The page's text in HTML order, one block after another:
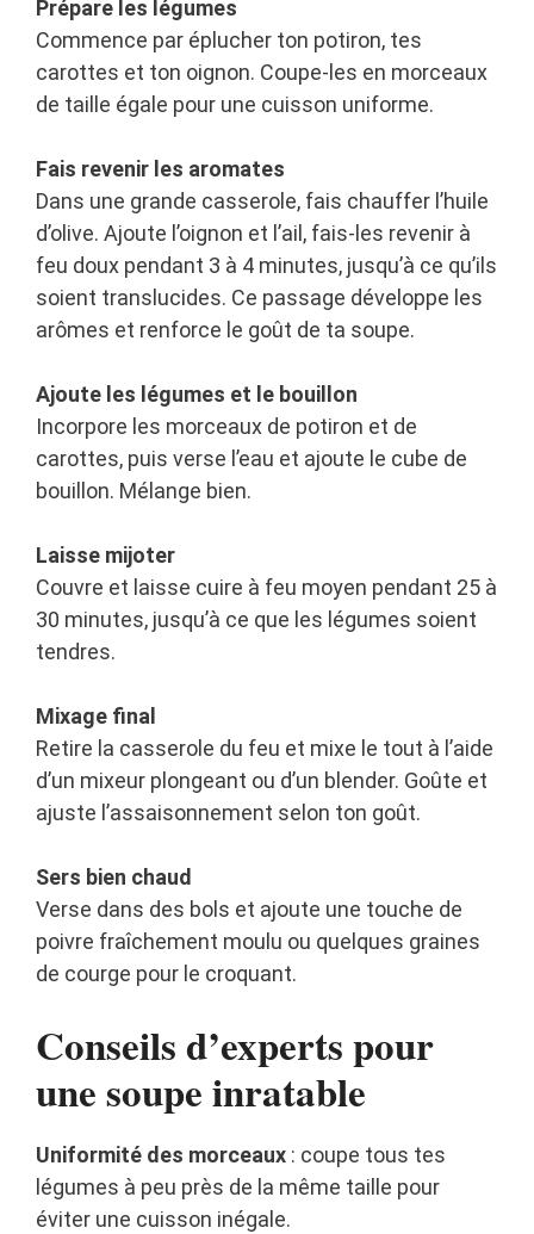
Prépare les légumes
Commence par éplucher ton potiron, tes
carottes et ton oignon. Coupe-les en morceaux
de taille égale pour une cuisson uniforme.
Fais revenir les aromates
Dans une grande casserole, fais chauffer l’huile
d’olive. Ajoute l’oignon et l’ail, fais-les revenir à
feu doux pendant 3 à 4 minutes, jusqu’à ce qu’ils
soient translucides. Ce passage développe les
arômes et renforce le goût de ta soupe.
Ajoute les légumes et le bouillon
Incorpore les morceaux de potiron et de
carottes, puis verse l’eau et ajoute le cube de
bouillon. Mélange bien.
Laisse mijoter
Couvre et laisse cuire à feu moyen pendant 25 à
30 minutes, jusqu’à ce que les légumes soient
tendres.
Mixage final
Retire la casserole du feu et mixe le tout à l’aide
d’un mixeur plongeant ou d’un blender. Goûte et
ajuste l’assaisonnement selon ton goût.
Sers bien chaud
Verse dans des bols et ajoute une touche de
poivre fraîchement moulu ou quelques graines
de courge pour le croquant.
Conseils d’experts pour
une soupe inratable
Uniformité des morceaux : coupe tous tes
légumes à peu près de la même taille pour
éviter une cuisson inégale.